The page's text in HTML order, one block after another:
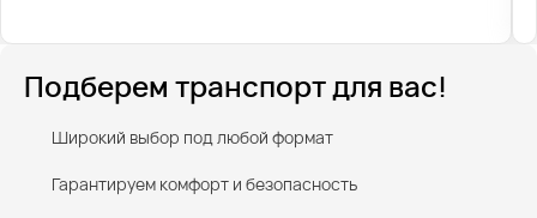
Подберем транспорт для вас!
Широкий выбор под любой формат
Гарантируем комфорт и безопасность